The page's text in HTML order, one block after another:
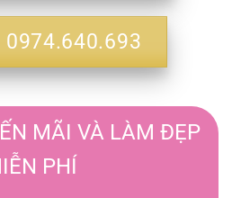
MÃI VÀ LÀM ĐẸP
PHÍ